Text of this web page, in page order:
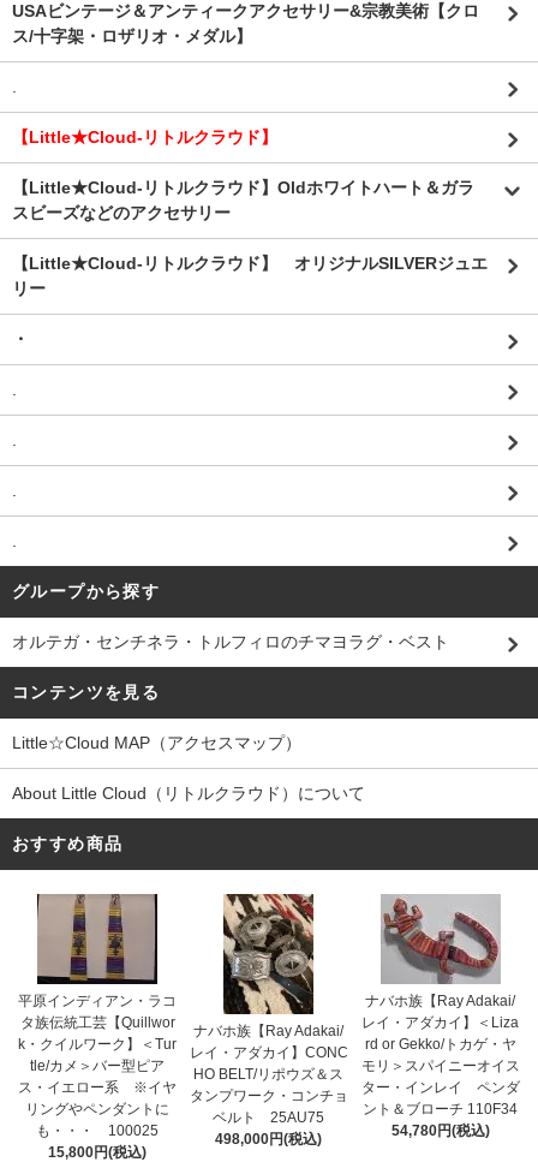
USAビンテージ＆アンティークアクセサリー&宗教美術【クロ
ス/十字架・ロザリオ・メダル】
.
【Little★Cloud-リトルクラウド】
【Little★Cloud-リトルクラウド】Oldホワイトハート＆ガラ
スビーズなどのアクセサリー
【Little★Cloud-リトルクラウド】 オリジナルSILVERジュエ
リー
・
.
.
.
.
グループから探す
オルテガ・センチネラ・トルフィロのチマヨラグ・ベスト
コンテンツを見る
Little☆Cloud MAP（アクセスマップ）
About Little Cloud（リトルクラウド）について
おすすめ商品
平原インディアン・ラコ
タ族伝統工芸【Quillwor
k・クイルワーク】＜Tur
tle/カメ＞バー型ピア
ス・イエロー系 ※イヤ
リングやペンダントに
も・・・ 100025
15,800円(税込)
ナバホ族【Ray Adakai/
レイ・アダカイ】CONC
HO BELT/リポウズ＆ス
タンプワーク・コンチョ
ベルト 25AU75
498,000円(税込)
ナバホ族【Ray Adakai/
レイ・アダカイ】＜Liza
rd or Gekko/トカゲ・ヤ
モリ＞スパイニーオイス
ター・インレイ ペンダ
ント＆ブローチ 110F34
54,780円(税込)